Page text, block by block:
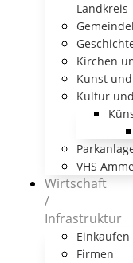
Landkreis
Kirchen
Kunst
Kultur
VHS
Wirtschaft
/
Infrastruktur
Firmen